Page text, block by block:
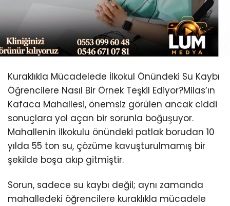
Kuraklıkla Mücadelede İlkokul Önündeki Su Kaybı
Öğrencilere Nasıl Bir Örnek Teşkil Ediyor?Milas’ın
Kafaca Mahallesi, önemsiz görülen ancak ciddi
sonuçlara yol açan bir sorunla boğuşuyor.
Mahallenin ilkokulu önündeki patlak borudan 10
yılda 55 ton su, çözüme kavuşturulmamış bir
şekilde boşa akıp gitmiştir.
Sorun, sadece su kaybı değil; aynı zamanda
mahalledeki öğrencilere kuraklıkla mücadele